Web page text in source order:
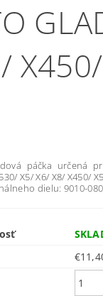
páčka určená
X5/ X6/ X8/ X450/
dielu: 9010-